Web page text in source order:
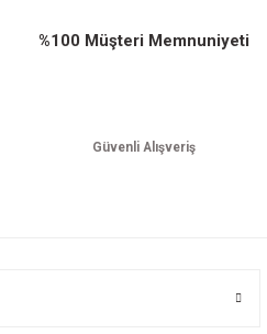
%100 Müşteri Memnuniyeti
Güvenli Alışveriş